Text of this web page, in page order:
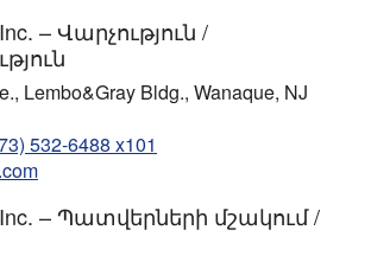
– Վարչություն /
Lembo&Gray Bldg., Wanaque, NJ
532-6488 x101
Inc. – Պատվերների մշակում /